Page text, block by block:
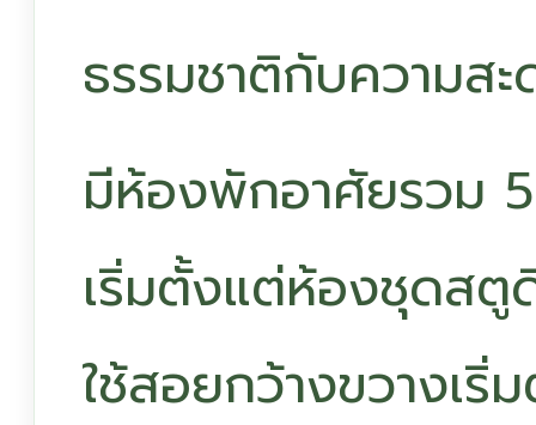
ธรรมชาติกับความส
มีห้องพักอาศัยรวม
เริ่มตั้งแต่ห้องชุดส
ใช้สอยกว้างขวางเ